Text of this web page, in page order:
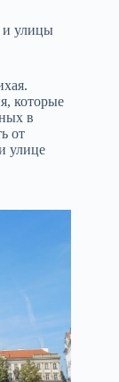
улицы
которые
в
от
улице